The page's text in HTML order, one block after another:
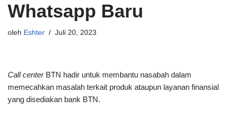
Whatsapp Baru
oleh Eshter Juli 20, 2023
Call centerBTN hadir untuk membantu nasabah dalam
memecahkan masalah terkait produk ataupun layanan finansial
yang disediakan bank BTN.